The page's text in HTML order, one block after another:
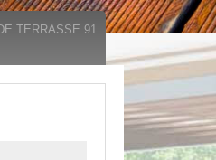
TERRASSE 91